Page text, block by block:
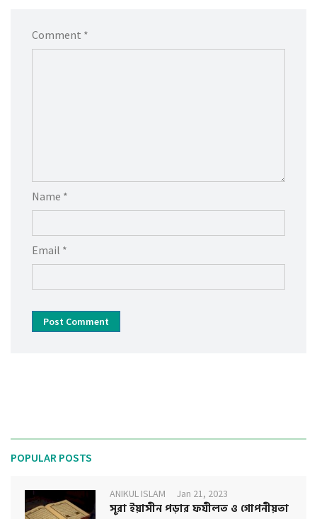
Comment *
Name *
Email *
Post Comment
POPULAR POSTS
ANIKUL ISLAM Jan 21, 2023
সূরা ইয়াসীন পড়ার ফযীলত ও গোপনীয়তা